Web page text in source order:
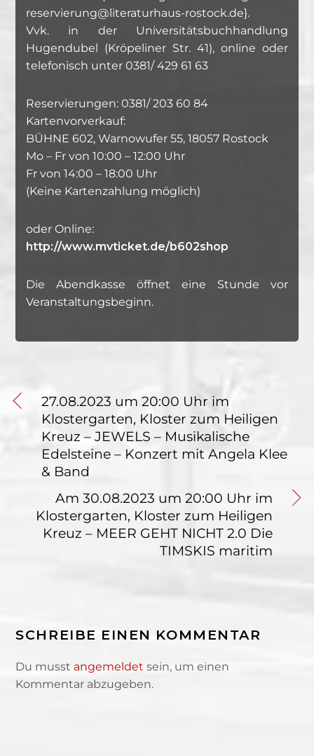
reservierung@literaturhaus-rostock.de}.
Vvk. in der Universitätsbuchhandlung
Hugendubel (Kröpeliner Str. 41), online oder
telefonisch unter 0381/ 429 61 63
Reservierungen: 0381/ 203 60 84
Kartenvorverkauf:
BÜHNE 602, Warnowufer 55, 18057 Rostock
Mo – Fr von 10:00 – 12:00 Uhr
Fr von 14:00 – 18:00 Uhr
(Keine Kartenzahlung möglich)
oder Online:
http://www.mvticket.de/b602shop
Die Abendkasse öffnet eine Stunde vor
Veranstaltungsbeginn.
27.08.2023 um 20:00 Uhr im
Klostergarten, Kloster zum Heiligen
Kreuz – JEWELS – Musikalische
Edelsteine – Konzert mit Angela Klee
& Band
Am 30.08.2023 um 20:00 Uhr im
Klostergarten, Kloster zum Heiligen
Kreuz – MEER GEHT NICHT 2.0 Die
TIMSKIS maritim
SCHREIBE EINEN KOMMENTAR
Du musst angemeldet sein, um einen
Kommentar abzugeben.